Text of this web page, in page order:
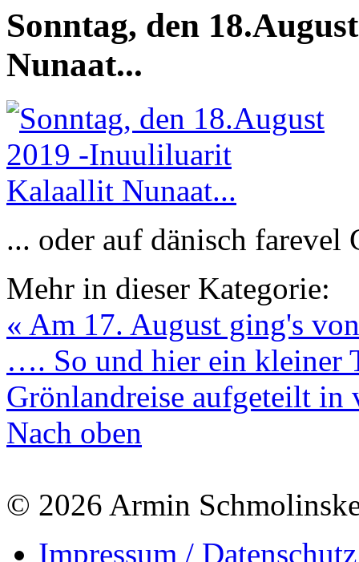
Sonntag, den
Nunaat...
... oder auf dänisch farevel
Mehr in dieser Kategorie:
« Am 17. August ging's
…. So und hier ein kleiner
Grönlandreise aufgeteilt in
Nach oben
© 2026 Armin
Impressum / Datenschutz